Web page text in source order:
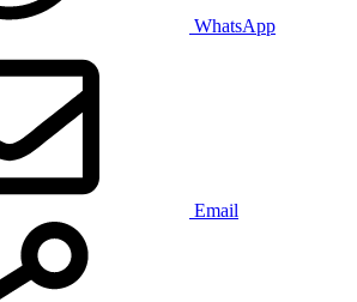
WhatsApp
Email